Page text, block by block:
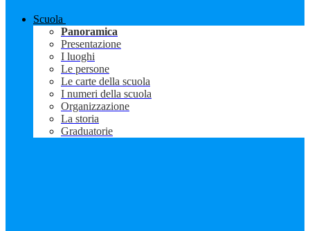
Scuola
Panoramica
Presentazione
I luoghi
Le persone
Le carte della scuola
I numeri della scuola
Organizzazione
La storia
Graduatorie